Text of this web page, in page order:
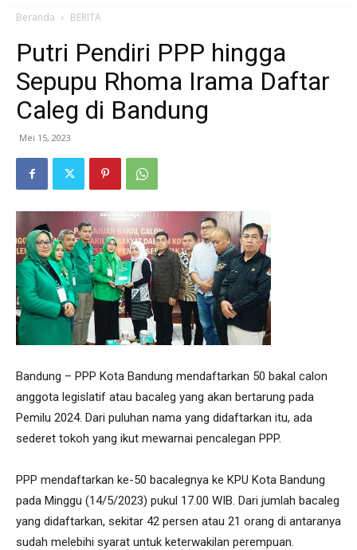
Beranda BERITA
Putri Pendiri PPP hingga
Sepupu Rhoma Irama Daftar
Caleg di Bandung
Mei 15, 2023
Bandung – PPP Kota Bandung mendaftarkan 50 bakal calon
anggota legislatif atau bacaleg yang akan bertarung pada
Pemilu 2024. Dari puluhan nama yang didaftarkan itu, ada
sederet tokoh yang ikut mewarnai pencalegan PPP.
PPP mendaftarkan ke-50 bacalegnya ke KPU Kota Bandung
pada Minggu (14/5/2023) pukul 17.00 WIB. Dari jumlah bacaleg
yang didaftarkan, sekitar 42 persen atau 21 orang di antaranya
sudah melebihi syarat untuk keterwakilan perempuan.